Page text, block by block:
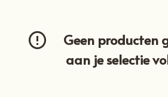
Geen producten
aan je selectie